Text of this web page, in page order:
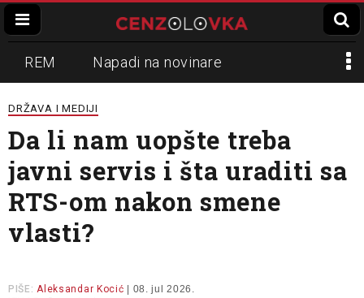
REM Napadi na novinare
Zvučni top
Propaganda Lokalni mediji
Informer Slavko Ćuruvija
DRŽAVA I MEDIJI
Da li nam uopšte treba
javni servis i šta uraditi sa
RTS-om nakon smene
vlasti?
PIŠE: Aleksandar Kocić | 08. jul 2026.